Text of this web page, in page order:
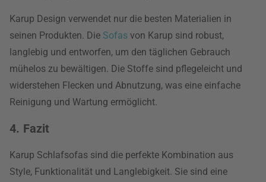
Karup Design verwendet nur die besten Materialien in
seinen Produkten. Die Sofas von Karup sind robust,
langlebig und entworfen, um den täglichen Gebrauch
mühelos zu bewältigen. Die Stoffe sind pflegeleicht und
widerstehen Flecken und Abnutzung, was eine einfache
Reinigung und Wartung ermöglicht.
4. Fazit
Karup Schlafsofas sind die perfekte Kombination aus
Style, Funktionalität und Langlebigkeit. Sie sind eine